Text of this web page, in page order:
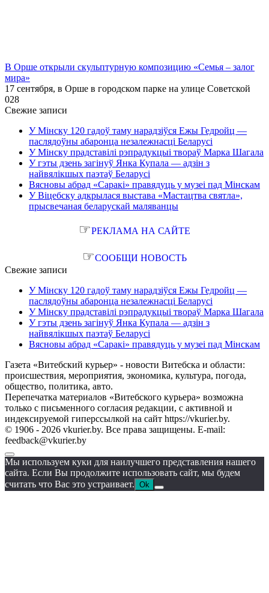
В Орше открыли скульптурную композицию «Семья – залог
мира»
17 сентября, в Орше в городском парке на улице Советской
028
Свежие записи
У Мінску 120 гадоў таму нарадзіўся Ежы Гедройц —
паслядоўны абаронца незалежнасці Беларусі
У Мінску прадставілі рэпрадукцыі твораў Марка Шагала
У гэты дзень загінуў Янка Купала — адзін з
найвялікшых паэтаў Беларусі
Вясновы абрад «Саракі» правядуць у музеі пад Мінскам
У Віцебску адкрылася выстава «Мастацтва святла»,
прысвечаная беларускай маляванцы
☞РЕКЛАМА НА САЙТЕ
☞СООБЩИ НОВОСТЬ
Свежие записи
У Мінску 120 гадоў таму нарадзіўся Ежы Гедройц —
паслядоўны абаронца незалежнасці Беларусі
У Мінску прадставілі рэпрадукцыі твораў Марка Шагала
У гэты дзень загінуў Янка Купала — адзін з
найвялікшых паэтаў Беларусі
Вясновы абрад «Саракі» правядуць у музеі пад Мінскам
Газета «Витебский курьер» - новости Витебска и области:
происшествия, мероприятия, экономика, культура, погода,
общество, политика, авто.
Перепечатка материалов «Витебского курьера» возможна
только с письменного согласия редакции, с активной и
индексируемой гиперссылкой на сайт https://vkurier.by.
© 1906 - 2026 vkurier.by. Все права защищены. E-mail:
feedback@vkurier.by
Мы используем куки для наилучшего представления нашего
сайта. Если Вы продолжите использовать сайт, мы будем
считать что Вас это устраивает. Ok